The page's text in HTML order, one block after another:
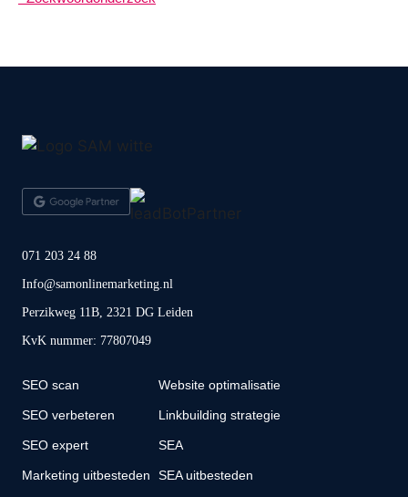
071 203 24 88
Info@samonlinemarketing.nl
Perzikweg 11B, 2321 DG Leiden
KvK nummer: 77807049
SEO scan
SEO verbeteren
SEO expert
Marketing uitbesteden
Website optimalisatie
Linkbuilding strategie
SEA
SEA uitbesteden